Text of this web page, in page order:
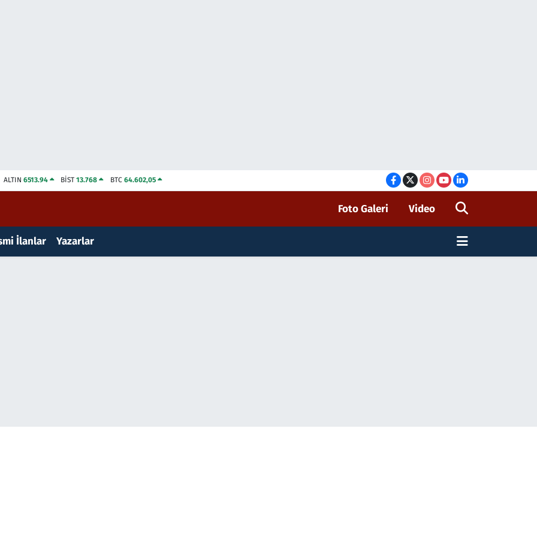
ALTIN 6513.94 BİST13.768 BTC 64.602,05
Foto Galeri Video
İlanlar Yazarlar